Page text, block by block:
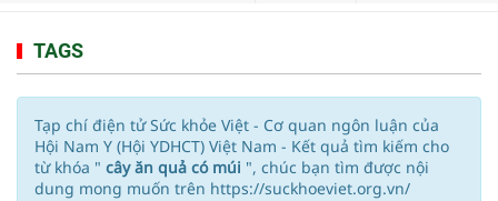
TAGS
Tạp chí điện tử Sức khỏe Việt - Cơ quan ngôn luận của
Hội Nam Y (Hội YDHCT) Việt Nam - Kết quả tìm kiếm cho
từ khóa " cây ăn quả có múi ", chúc bạn tìm được nội
dung mong muốn trên https://suckhoeviet.org.vn/